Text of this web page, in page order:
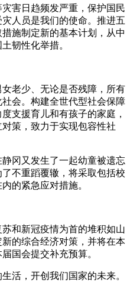
害日趋频发严重，保护国民
人员是我们的使命。推进五
施制定新的基本计划，从中
韧性化举措。
老少、无论是否残障，所有
会。构建全世代型社会保障
支援育儿和有孩子的家庭，
策，致力于实现包容性社
冈又发生了一起幼童被遗忘
不重蹈覆辙，将采取包括校
的紧急应对措施。
和新冠疫情为首的堆积如山
的综合经济对策，并将在本
国会提交补充预算。
，开创我们国家的未来。